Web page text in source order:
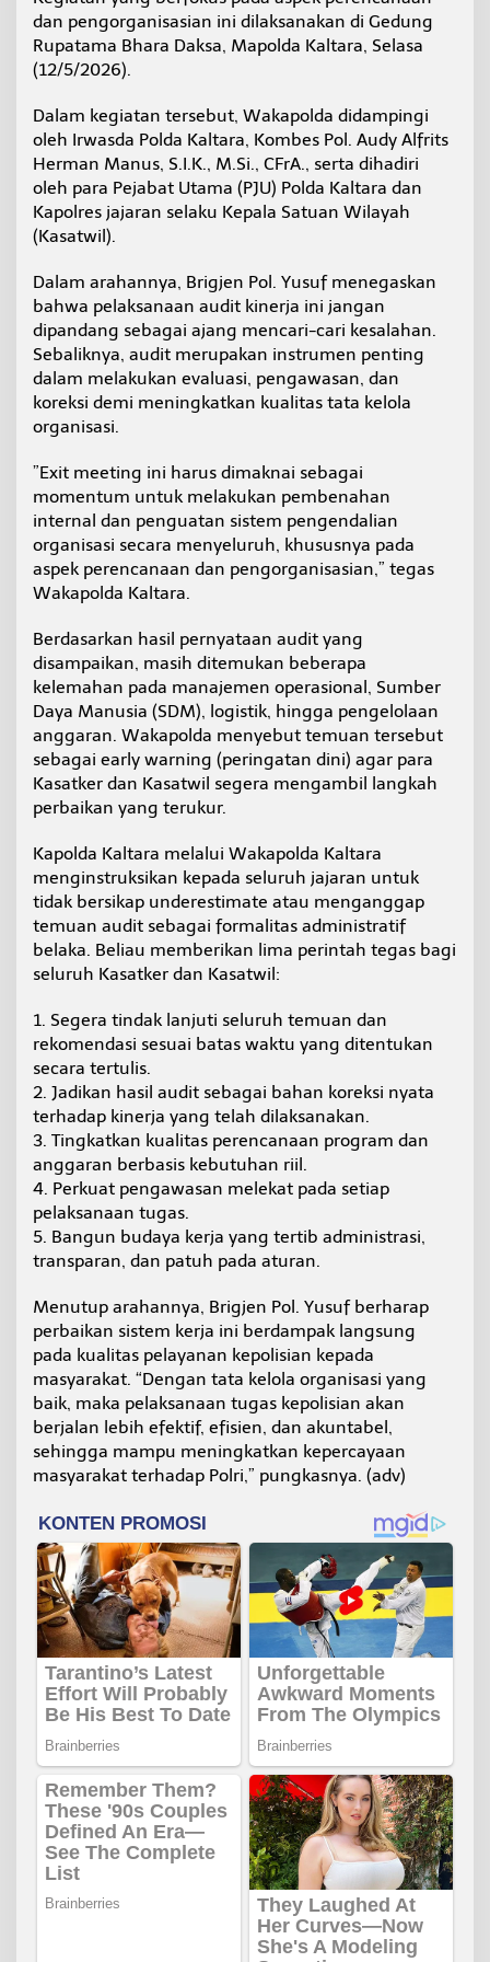
n
e
r
T
h
a
p
6
:
T
k
a
n
e
m
b
e
a
n
I
n
t
e
r
n
a
n
A
k
u
n
t
b
i
t
a
s
dan pengorganisasian ini dilaksanakan di Gedung
Rupatama Bhara Daksa, Mapolda Kaltara, Selasa
(12/5/2026).
​Dalam kegiatan tersebut, Wakapolda didampingi
oleh Irwasda Polda Kaltara, Kombes Pol. Audy Alfrits
Herman Manus, S.I.K., M.Si., CFrA., serta dihadiri
oleh para Pejabat Utama (PJU) Polda Kaltara dan
Kapolres jajaran selaku Kepala Satuan Wilayah
(Kasatwil).
Dalam arahannya, Brigjen Pol. Yusuf menegaskan
bahwa pelaksanaan audit kinerja ini jangan
dipandang sebagai ajang mencari-cari kesalahan.
Sebaliknya, audit merupakan instrumen penting
dalam melakukan evaluasi, pengawasan, dan
koreksi demi meningkatkan kualitas tata kelola
organisasi.
​”Exit meeting ini harus dimaknai sebagai
momentum untuk melakukan pembenahan
internal dan penguatan sistem pengendalian
organisasi secara menyeluruh, khususnya pada
aspek perencanaan dan pengorganisasian,” tegas
Wakapolda Kaltara.
Berdasarkan hasil pernyataan audit yang
disampaikan, masih ditemukan beberapa
kelemahan pada manajemen operasional, Sumber
Daya Manusia (SDM), logistik, hingga pengelolaan
anggaran. Wakapolda menyebut temuan tersebut
sebagai early warning (peringatan dini) agar para
Kasatker dan Kasatwil segera mengambil langkah
perbaikan yang terukur.
Kapolda Kaltara melalui Wakapolda Kaltara
menginstruksikan kepada seluruh jajaran untuk
tidak bersikap underestimate atau menganggap
temuan audit sebagai formalitas administratif
belaka. Beliau memberikan lima perintah tegas bagi
seluruh Kasatker dan Kasatwil:
1. ​Segera tindak lanjuti seluruh temuan dan
rekomendasi sesuai batas waktu yang ditentukan
secara tertulis.
2. ​Jadikan hasil audit sebagai bahan koreksi nyata
terhadap kinerja yang telah dilaksanakan.
3. ​Tingkatkan kualitas perencanaan program dan
anggaran berbasis kebutuhan riil.
4. ​Perkuat pengawasan melekat pada setiap
pelaksanaan tugas.
5. ​Bangun budaya kerja yang tertib administrasi,
transparan, dan patuh pada aturan.
Menutup arahannya, Brigjen Pol. Yusuf berharap
perbaikan sistem kerja ini berdampak langsung
pada kualitas pelayanan kepolisian kepada
masyarakat. “Dengan tata kelola organisasi yang
baik, maka pelaksanaan tugas kepolisian akan
berjalan lebih efektif, efisien, dan akuntabel,
sehingga mampu meningkatkan kepercayaan
masyarakat terhadap Polri,” pungkasnya. (adv)